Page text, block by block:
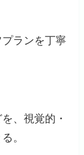
ランを丁寧
、視覚的・
。